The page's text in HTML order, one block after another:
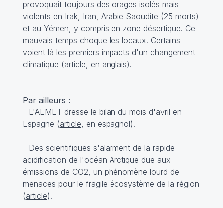
provoquait toujours des orages isolés mais
violents en Irak, Iran, Arabie Saoudite (25 morts)
et au Yémen, y compris en zone désertique. Ce
mauvais temps choque les locaux. Certains
voient là les premiers impacts d'un changement
climatique (article, en anglais).
Par ailleurs :
- L'AEMET dresse le bilan du mois d'avril en
Espagne (article, en espagnol).
- Des scientifiques s'alarment de la rapide
acidification de l'océan Arctique due aux
émissions de CO2, un phénomène lourd de
menaces pour le fragile écosystème de la région
(article).